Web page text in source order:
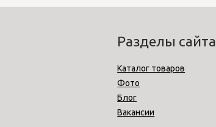
Разделы сайта
Каталог товаров
Фото
Блог
Вакансии